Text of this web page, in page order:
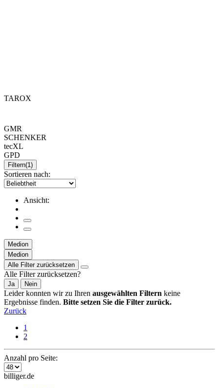
TAROX
GMR
SCHENKER
tecXL
GPD
Filtern(1)
Sortieren nach:
Ansicht:
Medion
Medion
Alle Filter zurücksetzen
Alle Filter zurücksetzen?
Ja Nein
Leider konnten wir zu Ihren ausgewählten Filtern keine
Ergebnisse finden. Bitte setzen Sie die Filter zurück.
Zurück
1
2
Anzahl pro Seite:
billiger.de